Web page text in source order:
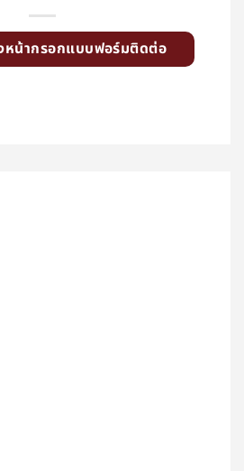
หน้ากรอกแบบฟอร์มติดต่อ